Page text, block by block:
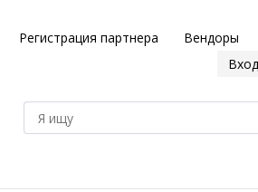
Регистрация партнера Вендоры